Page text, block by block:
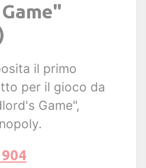
il primo
per il gioco da
Game",